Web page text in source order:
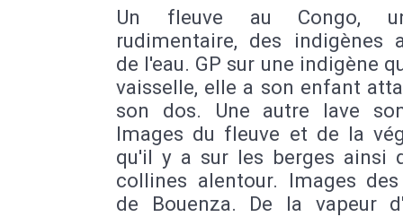
Un fleuve au Congo,
rudimentaire, des indigènes
de l'eau. GP sur une indigène
vaisselle, elle a son enfant
son dos. Une autre lave
Images du fleuve et de la
qu'il y a sur les berges ainsi
collines alentour. Images
de Bouenza. De la vapeur